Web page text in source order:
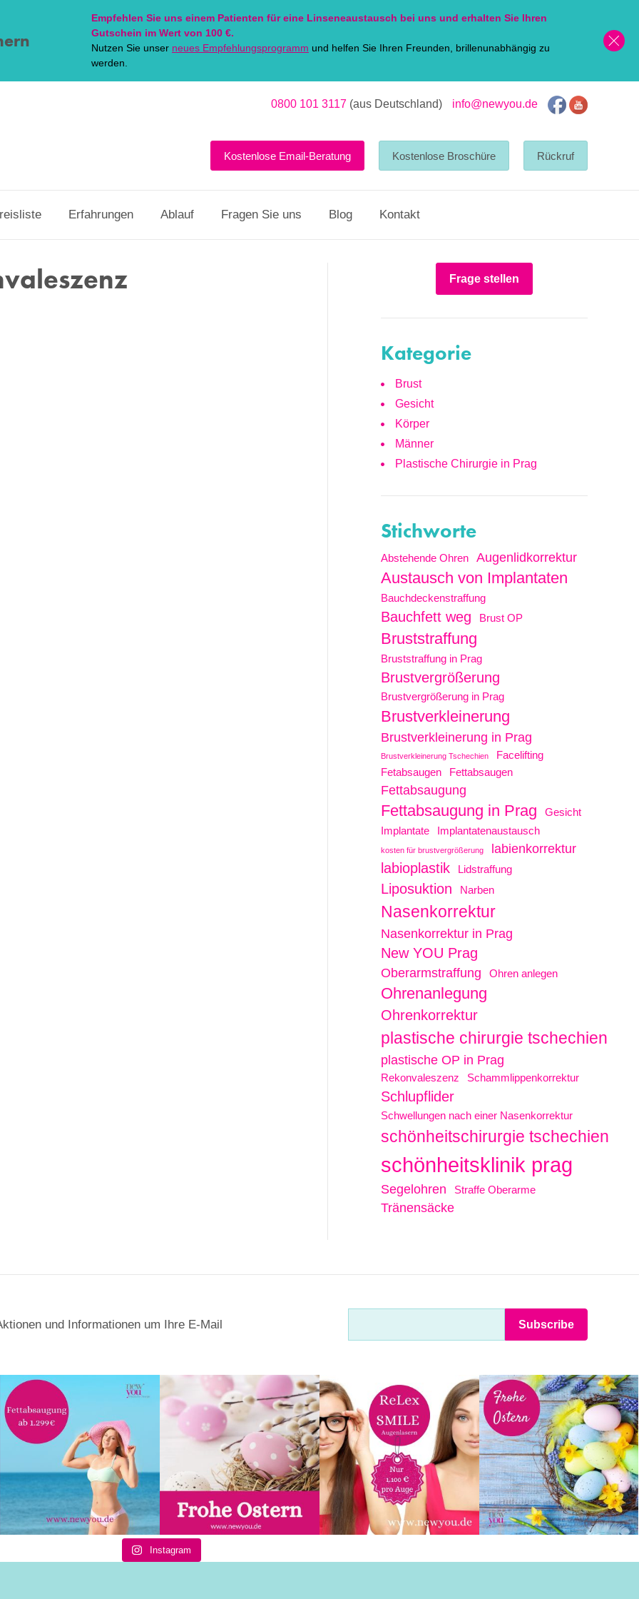
Empfehlen Sie uns einem Patienten für eine Linseneaustausch bei uns und erhalten Sie Ihren
Gutschein im Wert von 100 €.
Nutzen Sie unser neues Empfehlungsprogramm und helfen Sie Ihren Freunden, brillenunabhängig zu
werden.
0800 101 3117 (aus Deutschland) info@newyou.de
Erfahrungen Ablauf Fragen Sie uns Blog Kontakt
Kostenlose Email-Beratung Kostenlose Broschüre Rückruf
Frage stellen
Kategorie
Brust
Gesicht
Körper
Männer
Plastische Chirurgie in Prag
Stichworte
Abstehende Ohren Augenlidkorrektur
Austausch von Implantaten
Bauchdeckenstraffung
Bauchfett weg Brust OP
Bruststraffung
Bruststraffung in Prag
Brustvergrößerung
Brustvergrößerung in Prag
Brustverkleinerung
Brustverkleinerung in Prag
Brustverkleinerung Tschechien
Facelifting
Fetabsaugen
Fettabsaugen
Fettabsaugung
Fettabsaugung in Prag
Gesicht
Implantate
Implantatenaustausch
kosten für brustvergrößerung labienkorrektur
labioplastik Lidstraffung
Liposuktion Narben
Nasenkorrektur
Nasenkorrektur in Prag
New YOU Prag
Oberarmstraffung Ohren anlegen
Ohrenanlegung
Ohrenkorrektur
plastische chirurgie tschechien
plastische OP in Prag
Rekonvaleszenz Schammlippenkorrektur
Schlupflider
Schwellungen nach einer Nasenkorrektur
schönheitschirurgie tschechien
schönheitsklinik prag
Segelohren Straffe Oberarme
Tränensäcke
und Informationen um Ihre E-Mail
Instagram